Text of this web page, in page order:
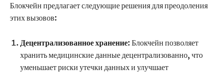
Блокчейн предлагает следующие решения для преодоления
этих вызовов:
Децентрализованное хранение: Блокчейн позволяет
хранить медицинские данные децентрализованно, что
уменьшает риски утечки данных и улучшает